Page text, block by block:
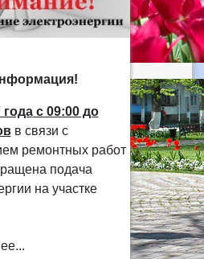
годас 09:00 до
в связи с
ремонтных работ
подача
на участке